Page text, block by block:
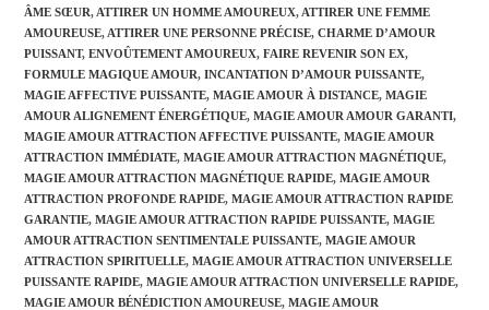
ÂME SŒUR, ATTIRER UN HOMME AMOUREUX, ATTIRER UNE FEMME
AMOUREUSE, ATTIRER UNE PERSONNE PRÉCISE, CHARME D’AMOUR
PUISSANT, ENVOÛTEMENT AMOUREUX, FAIRE REVENIR SON EX,
FORMULE MAGIQUE AMOUR, INCANTATION D’AMOUR PUISSANTE,
MAGIE AFFECTIVE PUISSANTE, MAGIE AMOUR À DISTANCE, MAGIE
AMOUR ALIGNEMENT ÉNERGÉTIQUE, MAGIE AMOUR AMOUR GARANTI,
MAGIE AMOUR ATTRACTION AFFECTIVE PUISSANTE, MAGIE AMOUR
ATTRACTION IMMÉDIATE, MAGIE AMOUR ATTRACTION MAGNÉTIQUE,
MAGIE AMOUR ATTRACTION MAGNÉTIQUE RAPIDE, MAGIE AMOUR
ATTRACTION PROFONDE RAPIDE, MAGIE AMOUR ATTRACTION RAPIDE
GARANTIE, MAGIE AMOUR ATTRACTION RAPIDE PUISSANTE, MAGIE
AMOUR ATTRACTION SENTIMENTALE PUISSANTE, MAGIE AMOUR
ATTRACTION SPIRITUELLE, MAGIE AMOUR ATTRACTION UNIVERSELLE
PUISSANTE RAPIDE, MAGIE AMOUR ATTRACTION UNIVERSELLE RAPIDE,
MAGIE AMOUR BÉNÉDICTION AMOUREUSE, MAGIE AMOUR